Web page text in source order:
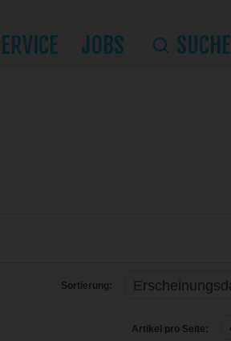
JOBS SUCHE
Sortierung:
Artikel pro Seite: